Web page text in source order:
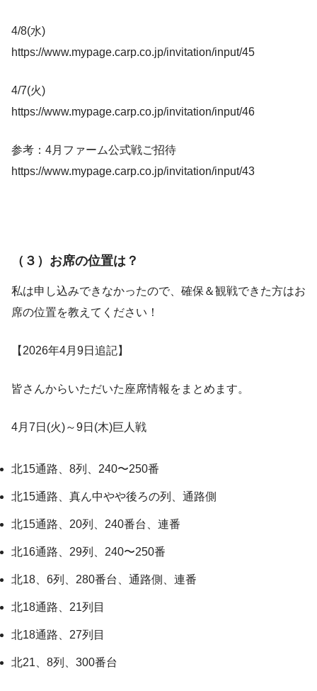
4/8(水)
https://www.mypage.carp.co.jp/invitation/input/45
4/7(火)
https://www.mypage.carp.co.jp/invitation/input/46
参考：4月ファーム公式戦ご招待
https://www.mypage.carp.co.jp/invitation/input/43
（３）お席の位置は？
私は申し込みできなかったので、確保＆観戦できた方はお
席の位置を教えてください！
【2026年4月9日追記】
皆さんからいただいた座席情報をまとめます。
4月7日(火)～9日(木)巨人戦
北15通路、8列、240〜250番
北15通路、真ん中やや後ろの列、通路側
北15通路、20列、240番台、連番
北16通路、29列、240〜250番
北18、6列、280番台、通路側、連番
北18通路、21列目
北18通路、27列目
北21、8列、300番台